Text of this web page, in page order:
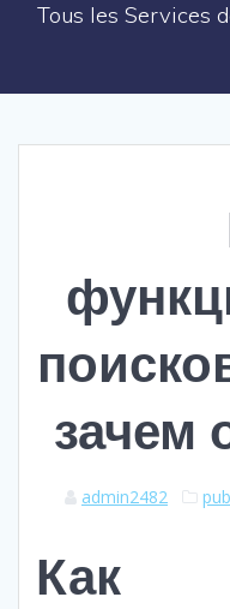
Tous les Services
зачем
admin2482
Как